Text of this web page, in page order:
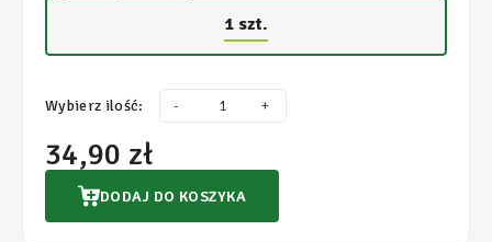
1 szt.
Wybierz ilość: - +
34,90 zł
DODAJ DO KOSZYKA